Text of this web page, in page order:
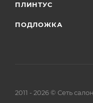
ПЛИНТУС
ПОДЛОЖКА
2011 - 2026 © Сеть